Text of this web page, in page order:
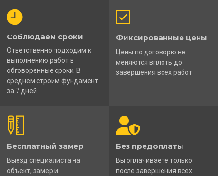
Соблюдаем сроки
Ответственно подходим к
выполнению работ в
обговоренные сроки. В
среднем строим фундамент
за 7 дней
Фиксированные цены
Цены по договорю не
меняются вплоть до
завершения всех работ
Бесплатный замер
Выезд специалиста на
объект, замер и
Без предоплаты
Вы оплачиваете только
после завершения всех